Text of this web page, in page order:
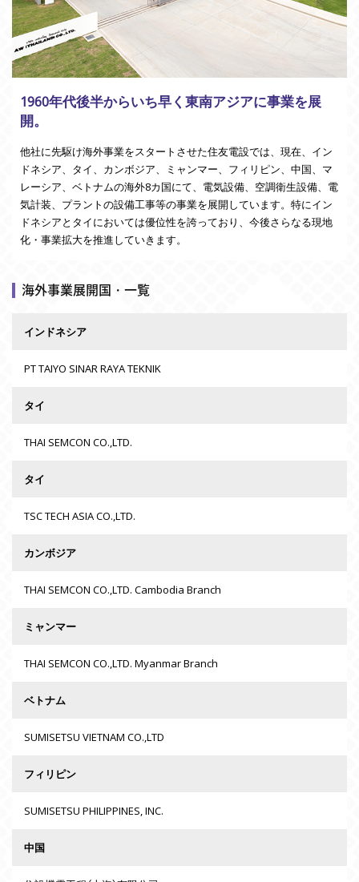
1960年代後半からいち早く東南アジアに事業を展
開。
他社に先駆け海外事業をスタートさせた住友電設では、現在、イン
ドネシア、タイ、カンボジア、ミャンマー、フィリピン、中国、マ
レーシア、ベトナムの海外8カ国にて、電気設備、空調衛生設備、電
気計装、プラントの設備工事等の事業を展開しています。特にイン
ドネシアとタイにおいては優位性を誇っており、今後さらなる現地
化・事業拡大を推進していきます。
海外事業展開国・一覧
インドネシア
PT TAIYO SINAR RAYA TEKNIK
タイ
THAI SEMCON CO.,LTD.
タイ
TSC TECH ASIA CO.,LTD.
カンボジア
THAI SEMCON CO.,LTD. Cambodia Branch
ミャンマー
THAI SEMCON CO.,LTD. Myanmar Branch
ベトナム
SUMISETSU VIETNAM CO.,LTD
フィリピン
SUMISETSU PHILIPPINES, INC.
中国